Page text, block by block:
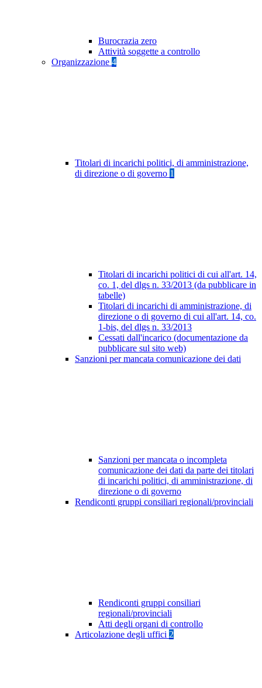
Burocrazia zero
Attività soggette a controllo
Organizzazione 4
Titolari di incarichi politici, di amministrazione,
di direzione o di governo 1
Titolari di incarichi politici di cui all'art. 14,
co. 1, del dlgs n. 33/2013 (da pubblicare in
tabelle)
Titolari di incarichi di amministrazione, di
direzione o di governo di cui all'art. 14, co.
1-bis, del dlgs n. 33/2013
Cessati dall'incarico (documentazione da
pubblicare sul sito web)
Sanzioni per mancata comunicazione dei dati
Sanzioni per mancata o incompleta
comunicazione dei dati da parte dei titolari
di incarichi politici, di amministrazione, di
direzione o di governo
Rendiconti gruppi consiliari regionali/provinciali
Rendiconti gruppi consiliari
regionali/provinciali
Atti degli organi di controllo
Articolazione degli uffici 2